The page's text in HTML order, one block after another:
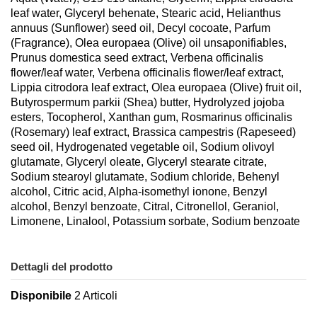
leaf water, Glyceryl behenate, Stearic acid, Helianthus
annuus (Sunflower) seed oil, Decyl cocoate, Parfum
(Fragrance), Olea europaea (Olive) oil unsaponifiables,
Prunus domestica seed extract, Verbena officinalis
flower/leaf water, Verbena officinalis flower/leaf extract,
Lippia citrodora leaf extract, Olea europaea (Olive) fruit oil,
Butyrospermum parkii (Shea) butter, Hydrolyzed jojoba
esters, Tocopherol, Xanthan gum, Rosmarinus officinalis
(Rosemary) leaf extract, Brassica campestris (Rapeseed)
seed oil, Hydrogenated vegetable oil, Sodium olivoyl
glutamate, Glyceryl oleate, Glyceryl stearate citrate,
Sodium stearoyl glutamate, Sodium chloride, Behenyl
alcohol, Citric acid, Alpha-isomethyl ionone, Benzyl
alcohol, Benzyl benzoate, Citral, Citronellol, Geraniol,
Limonene, Linalool, Potassium sorbate, Sodium benzoate
Dettagli del prodotto
Disponibile 2 Articoli